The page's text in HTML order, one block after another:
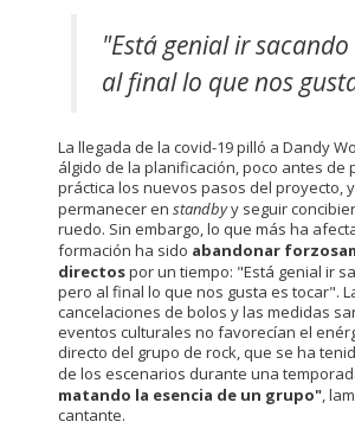
"Está genial ir sacando
al final lo que nos
La llegada de la covid-19 pilló a Dandy
álgido de la planificación, poco antes de
práctica los nuevos pasos del proyecto,
permanecer en standbyy seguir
ruedo. Sin embargo, lo que más ha
formación ha sido abandonar
directospor un tiempo: "Está genial ir
pero al final lo que nos gusta es tocar".
cancelaciones de bolos y las medidas
eventos culturales no favorecían el
directo del grupo de rock, que se ha
de los escenarios durante una
matando la esencia de un grupo",
cantante.